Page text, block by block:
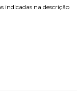
indicadas na descrição